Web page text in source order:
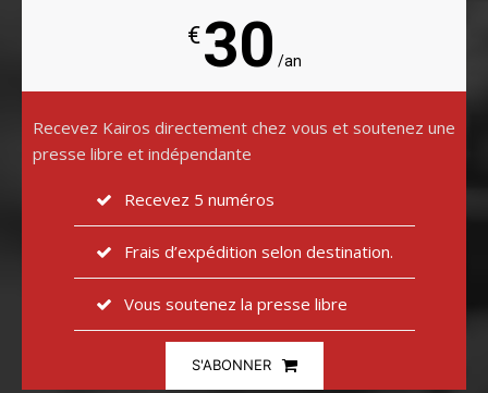
€30 /an
Recevez Kairos directement chez vous et soutenez une
presse libre et indépendante
Recevez 5 numéros
Frais d’expédition selon destination.
Vous soutenez la presse libre
S'ABONNER